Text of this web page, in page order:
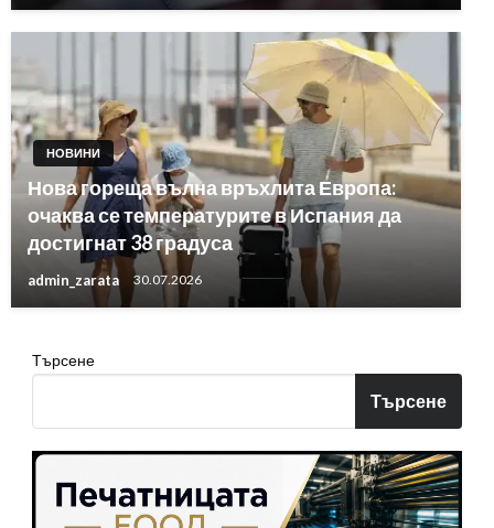
НОВИНИ
Нова гореща вълна връхлита Европа:
очаква се температурите в Испания да
достигнат 38 градуса
admin_zarata 30.07.2026
Търсене
Търсене